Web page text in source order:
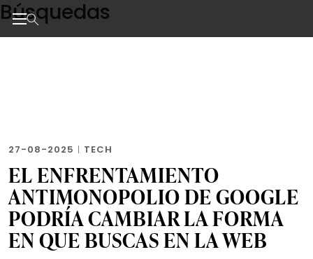
Skip
to
the
Búsquedas
27-08-2025 | TECH
EL ENFRENTAMIENTO
ANTIMONOPOLIO DE GOOGLE
PODRÍA CAMBIAR LA FORMA
EN QUE BUSCAS EN LA WEB